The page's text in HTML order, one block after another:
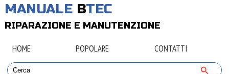
MANUALE BTEC
RIPARAZIONE E MANUTENZIONE
HOME POPOLARE CONTATTI